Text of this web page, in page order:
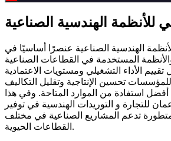
للأنظمة الهندسية الصناعية
الهندسية الصناعية عنصرًا أساسيًا في
المستخدمة في القطاعات الصناعية
الأداء التشغيلي ومستويات الاعتمادية
تحسين الإنتاجية وتقليل التكاليف
أفضل استفادة من الموارد المتاحة. وفي هذا
للتجارة و التوريدات الهندسية في توفير
تدعم المشاريع الصناعية في مختلف
القطاعات الحيوية.